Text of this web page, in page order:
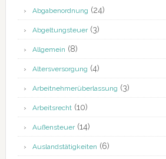
Abgabenordnung (24)
Abgeltungsteuer(3)
Allgemein (8)
Altersversorgung (4)
Arbeitnehmerüberlassung (3)
Arbeitsrecht(10)
Außensteuer(14)
Auslandstätigkeiten (6)